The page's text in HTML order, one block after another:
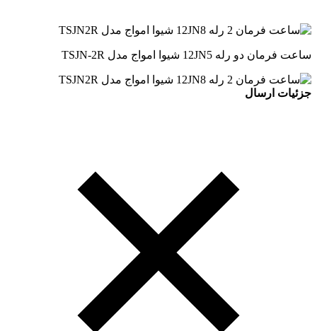
ساعت فرمان دو رله‌ 12JN5 شیوا امواج مدل TSJN-2R
جزئیات ارسال